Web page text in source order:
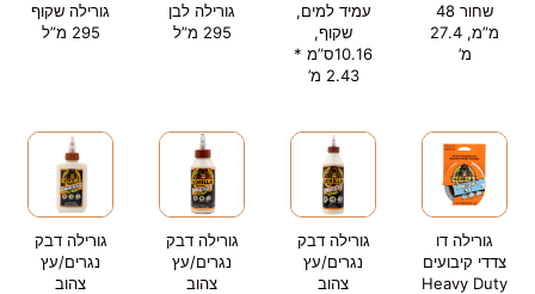
שחור 48
מ”מ, 27.4
מ’
עמיד למים,
שקוף,
10.16ס”מ *
2.43 מ’
גורילה לבן
295 מ”ל
גורילה שקוף
295 מ”ל
גורילה דו
צדדי קיבועים
Heavy Duty
גורילה דבק
נגרים/עץ
צהוב
גורילה דבק
נגרים/עץ
צהוב
גורילה דבק
נגרים/עץ
צהוב